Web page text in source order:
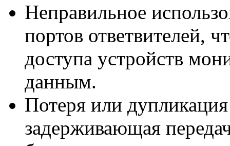
Неправильное
портов ответвителей,
доступа устройств
данным.
Потеря или
задерживающая